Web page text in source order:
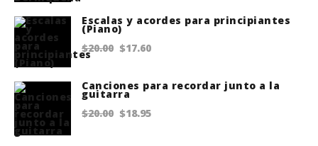
Escalas y acordes para principiantes
(Piano)
$20.00 Original
was:
$20.00.
$17.60
is:
Canciones para recordar junto a la
guitarra
$20.00 Original
$18.95